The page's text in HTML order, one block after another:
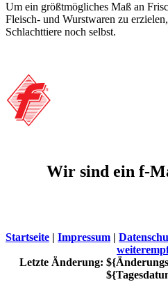
Um ein größtmögliches Maß an
Fleisch- und Wurstwaren zu
Schlachttiere noch selbst.
Wir sind ein f-
Startseite | Impressum |
Letzte Änderung: